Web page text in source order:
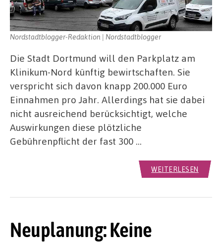
Nordstadtblogger-Redaktion | Nordstadtblogger
Die Stadt Dortmund will den Parkplatz am
Klinikum-Nord künftig bewirtschaften. Sie
verspricht sich davon knapp 200.000 Euro
Einnahmen pro Jahr. Allerdings hat sie dabei
nicht ausreichend berücksichtigt, welche
Auswirkungen diese plötzliche
Gebührenpflicht der fast 300 …
WEITERLESEN
Neuplanung: Keine